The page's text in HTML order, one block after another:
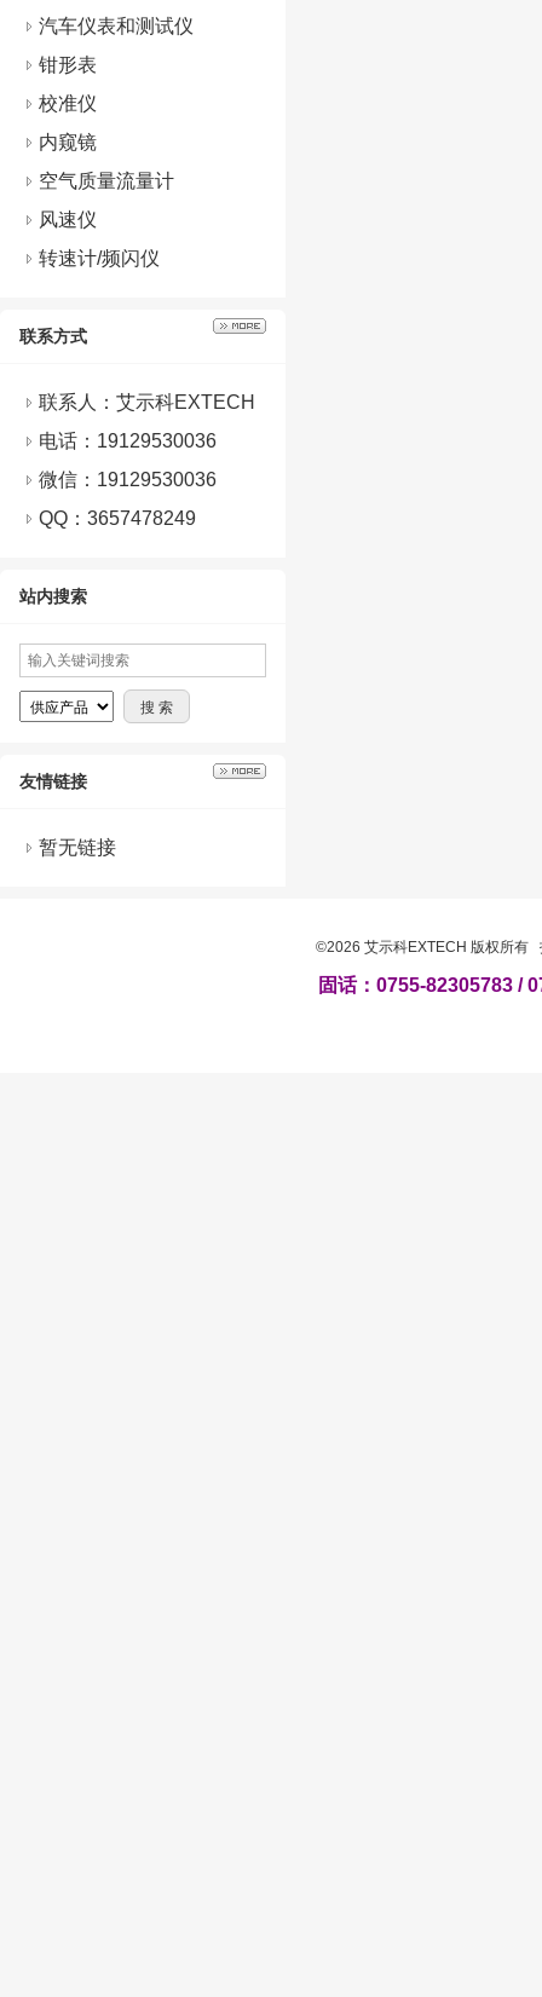
汽车仪表和测试仪
钳形表
校准仪
内窥镜
空气质量流量计
风速仪
转速计/频闪仪
联系方式
联系人：艾示科EXTECH
电话：19129530036
微信： 19129530036
QQ： 3657478249
站内搜索
友情链接
暂无链接
©2026 艾示科EXTECH 版权所有
固话：0755-82305783 /